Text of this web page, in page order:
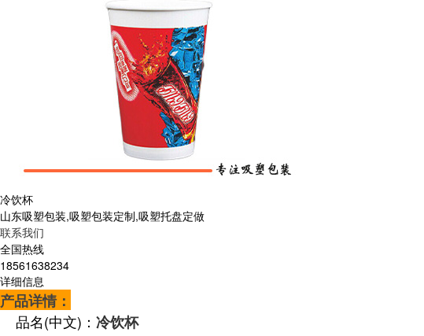
冷饮杯
山东吸塑包装,吸塑包装定制,吸塑托盘定做
联系我们
全国热线
18561638234
详细信息
产品详情：
品名(中文)： 冷饮杯